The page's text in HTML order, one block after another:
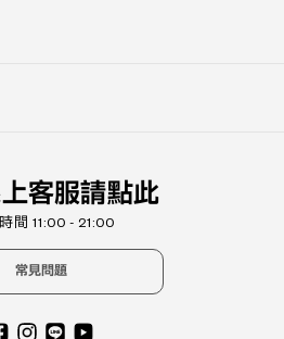
客服請點此
間 11:00 - 21:00
常見問題